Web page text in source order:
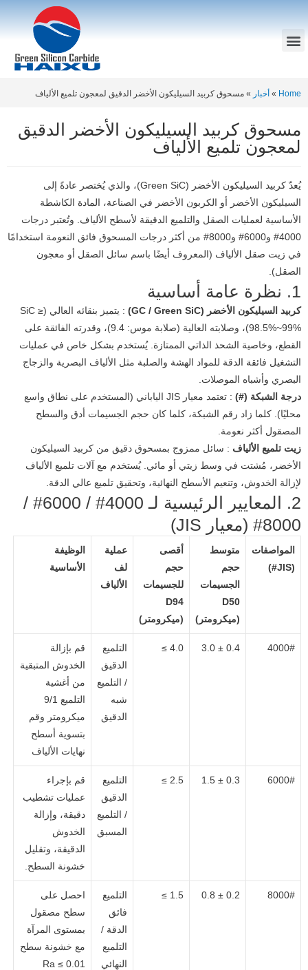
Home
» أخبار » مسحوق كربيد السيليكون الأخضر الدقيق لمعجون تلميع الألياف
مسحوق كربيد السيليكون الأخضر الدقيق
لمعجون تلميع الألياف
يُعدّ كربيد السيليكون الأخضر (Green SiC)، والذي يُختصر عادةً إلى
السيليكون الأخضر أو ​​الكربون الأخضر في الصناعة، المادة الكاشطة
الأساسية لعمليات الصقل والتلميع الدقيقة لأسطح الألياف. وتُعتبر درجات
4000# و6000# و8000# من أكثر درجات المسحوق فائق النعومة استخدامًا
في زيت صقل الألياف (المعروف أيضًا باسم سائل الصقل أو معجون
الصقل).
1. نظرة عامة أساسية
كربيد السيليكون الأخضر (GC / Green SiC)
: يتميز بنقائه العالي (SiC ≥
98.5%~99%)، وصلابته العالية (صلابة موس: 9.4)، وقدرته الفائقة على
القطع، وخاصية الشحذ الذاتي الممتازة. يُستخدم بشكل خاص في عمليات
التشغيل فائقة الدقة للمواد الهشة والصلبة مثل الألياف البصرية والزجاج
البصري وأشباه الموصلات.
درجة الشبكة (#)
: تعتمد معيار JIS الياباني (المستخدم على نطاق واسع
محليًا). كلما زاد رقم الشبكة، كلما كان حجم الجسيمات أدق والسطح
المصقول أكثر نعومة.
زيت تلميع الألياف : سائل ممزوج بمسحوق دقيق من كربيد السيليكون
الأخضر، مُشتت في وسط زيتي أو مائي. يُستخدم مع آلات تلميع الألياف
لإزالة الخدوش، وتنعيم الأسطح النهائية، وتحقيق تلميع عالي الدقة.
2. المعايير الرئيسية لـ 4000# / 6000# /
8000# (معيار JIS)
المواصفات
(JIS#)
متوسط ​​
حجم
الجسيمات
D50
(ميكرومتر)
أقصى
حجم
للجسيمات
D94
(ميكرومتر)
عملية
لف
الألياف
الوظيفة
الأساسية
4000#
3.0 ± 0.4
≤ 4.0
التلميع
الدقيق
/ التلميع
شبه
الدقيق
قم بإزالة
الخدوش المتبقية
من أغشية
التلميع 9/1
ميكرومتر وقم
بتسوية أسطح
نهايات الألياف
6000#
1.5 ± 0.3
≤ 2.5
التلميع
الدقيق
/ التلميع
المسبق
قم بإجراء
عمليات تشطيب
دقيقة، وإزالة
الخدوش
الدقيقة، وتقليل
خشونة السطح.
8000#
0.8 ± 0.2
≤ 1.5
التلميع
فائق
الدقة /
التلميع
النهائي
احصل على
سطح مصقول
بمستوى المرآة
مع خشونة سطح
Ra ≤ 0.01